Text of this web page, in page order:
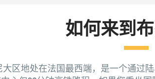
如何来到
大区地处在法国最西端，是一个通过